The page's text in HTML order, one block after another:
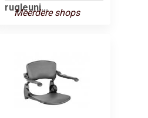
rugleuni...
Meerdere shops